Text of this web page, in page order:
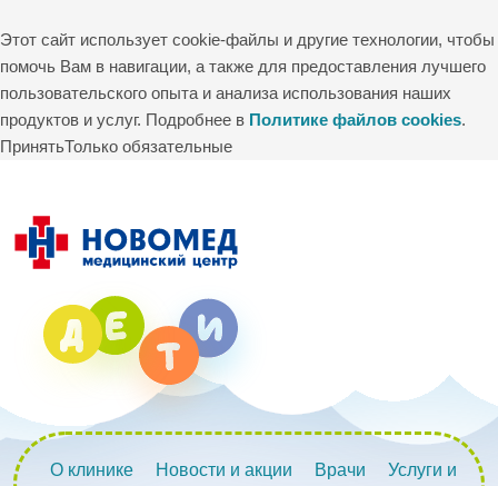
Этот сайт использует cookie-файлы и другие технологии, чтобы
помочь Вам в навигации, а также для предоставления лучшего
пользовательского опыта и анализа использования наших
продуктов и услуг. Подробнее в Политике файлов cookies.
ПринятьТолько обязательные
О клинике Новости и акции Врачи
Услуги и